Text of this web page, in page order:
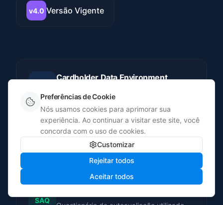
v4.0 Versão Vigente
Cardholder Data Environment
processos que armazenam, processam ou
transmitem dados de titulares de cartão.
Delimitar corretamente o CDE é o primeiro
passo para reduzir o escopo e o custo da
certificação.
SAQ
Preferências de Cookie
Nós usamos cookies para aprimorar sua
experiência. Ao continuar a visitar este site, você
concorda com o uso de cookies.
Customizar
Rejeitar todos
Aceitar todos